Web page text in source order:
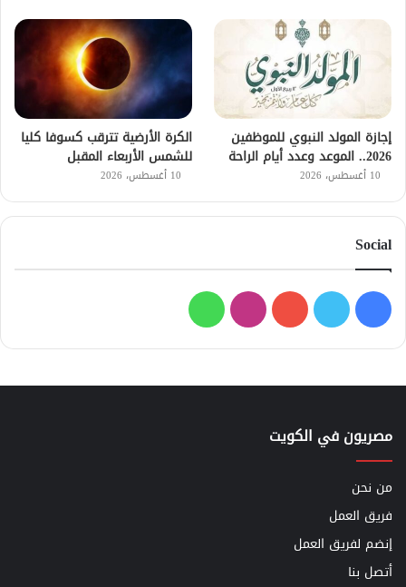
إجازة المولد النبوي للموظفين
2026.. الموعد وعدد أيام الراحة
10 أغسطس، 2026
الكرة الأرضية تترقب كسوفا كليا
للشمس الأربعاء المقبل
10 أغسطس، 2026
Social
فيسبوك
تويتر يوتيوبانستقرامواتساب
مصريون في الكويت
من نحن
فريق العمل
إنضم لفريق العمل
أتصل بنا